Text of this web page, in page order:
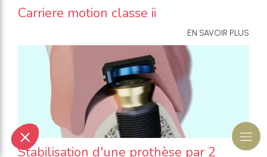
Carriere motion classe ii
EN SAVOIR PLUS
Stabilisation d'une prothèse par 2